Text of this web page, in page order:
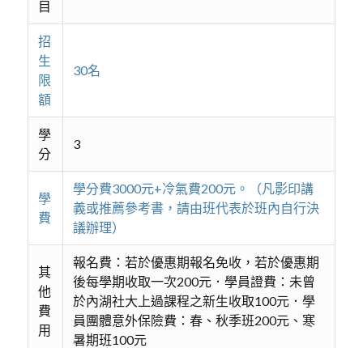
目
招
生
限
額
30名
學
分
3
學
費
學分費3000元+冷氣費200元。（凡影印講
義或推薦參考書，請由班代表於班內自行決
議辦理）
其
他
費
用
報名費：若於優惠期報名免收，若於優惠期
後每學期收取一次200元．學員證費：未曾
於內湖社大上過課程之新生收取100元．學
員團體意外保險費：春、秋季班200元、寒
暑期班100元